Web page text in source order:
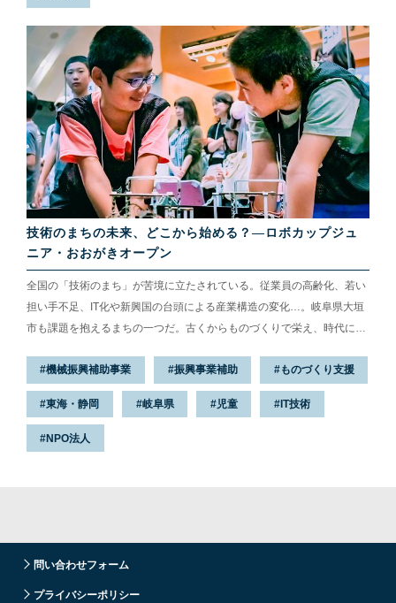
イに映し出されたのは、9人の生徒が席に着く教室のコンピュータグラ
フィ...
技術のまちの未来、どこから始める？—ロボカップジュ
ニア・おおがきオープン
全国の「技術のまち」が苦境に立たされている。従業員の高齢化、若い
担い手不足、IT化や新興国の台頭による産業構造の変化…。岐阜県大垣
市も課題を抱えるまちの一つだ。古くからものづくりで栄え、時代に合
う。そんな大垣市がまちの未来を託すのが、“ロボット”だ。市は「先端
技術のまちづくり」を掲げ、全国に先駆けて子どものロボット・プログ
ラミング教育に力を入れ始めている。2019年9月下旬、18万人を集めた
「ロボフェスおおがき」の会場の一角で、ロボット競技の大会が開かれ
た。そこにいたのは、ロボット本体もプログラムも自作してしまう約
機械振興補助事業 振興事業補助 ものづくり支援
東海・静岡 岐阜県 児童 IT技術
NPO法人
問い合わせフォーム
プライバシーポリシー